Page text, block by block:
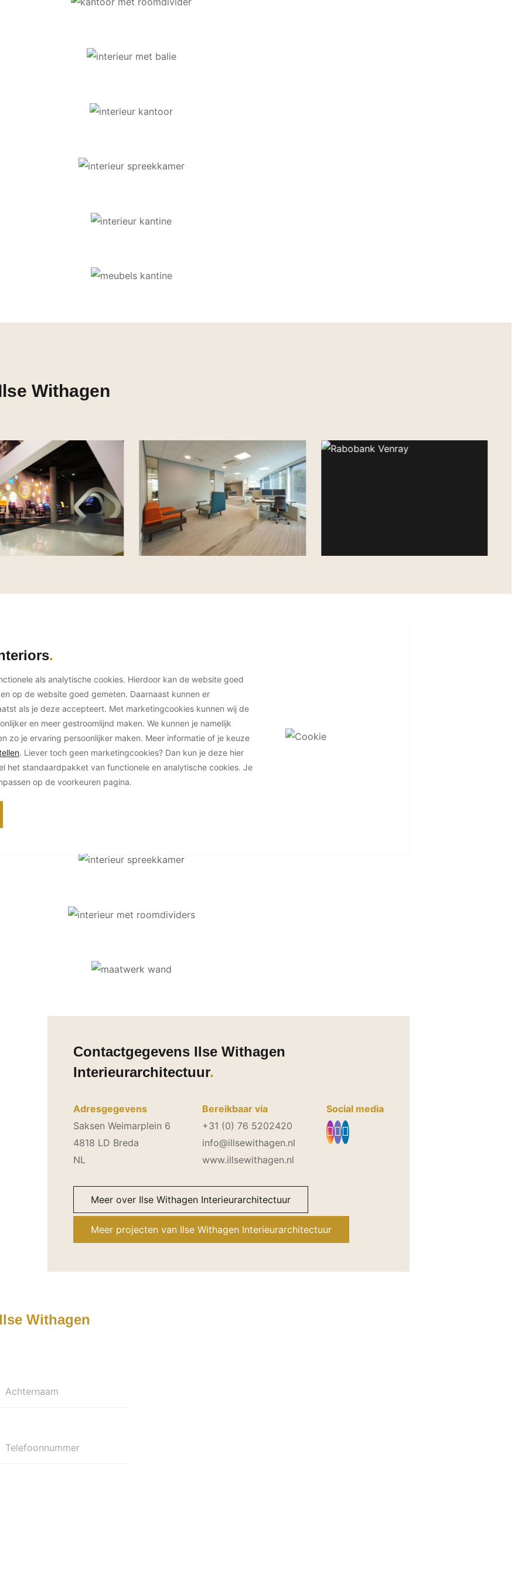
Withagen
Contactgegevens Ilse Withagen
Interieurarchitectuur
Adresgegevens
Saksen Weimarplein 6
4818 LD Breda
NL
Bereikbaar via
+31 (0) 76 5202420
info@illsewithagen.nl
www.illsewithagen.nl
Social media
Meer over Ilse Withagen Interieurarchitectuur
Meer projecten van Ilse Withagen Interieurarchitectuur
Ilse Withagen
Achternaam
Telefoonnummer
als analytische cookies. Hierdoor kan de website goed
op de website goed gemeten. Daarnaast kunnen er
als je deze accepteert. Met marketingcookies kunnen wij de
en meer gestroomlijnd maken. We kunnen je namelijk
zo je ervaring persoonlijker maken. Meer informatie of je keuze
. Liever toch geen marketingcookies? Dan kun je deze hier
het standaardpakket van functionele en analytische cookies. Je
op de voorkeuren pagina.